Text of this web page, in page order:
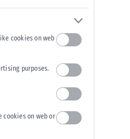
cookies on web
purposes.
on web or